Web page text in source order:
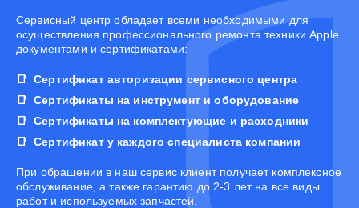
Cервисный центр обладает всеми необходимыми для
осуществления профессионального ремонта техники Apple
документами и сертификатами:
Сертификат авторизации сервисного центра
Сертификаты на инструмент и оборудование
Сертификаты на комплектующие и расходники
Сертификат у каждого специалиста компании
При обращении в наш сервис клиент получает комплексное
обслуживание, а также гарантию до 2-3 лет на все виды
работ и используемых запчастей.